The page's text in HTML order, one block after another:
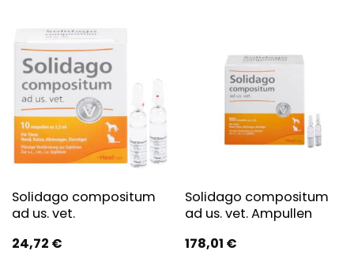
Solidago compositum
ad us. vet.
24,72 €
Solidago compositum
ad us. vet. Ampullen
178,01 €